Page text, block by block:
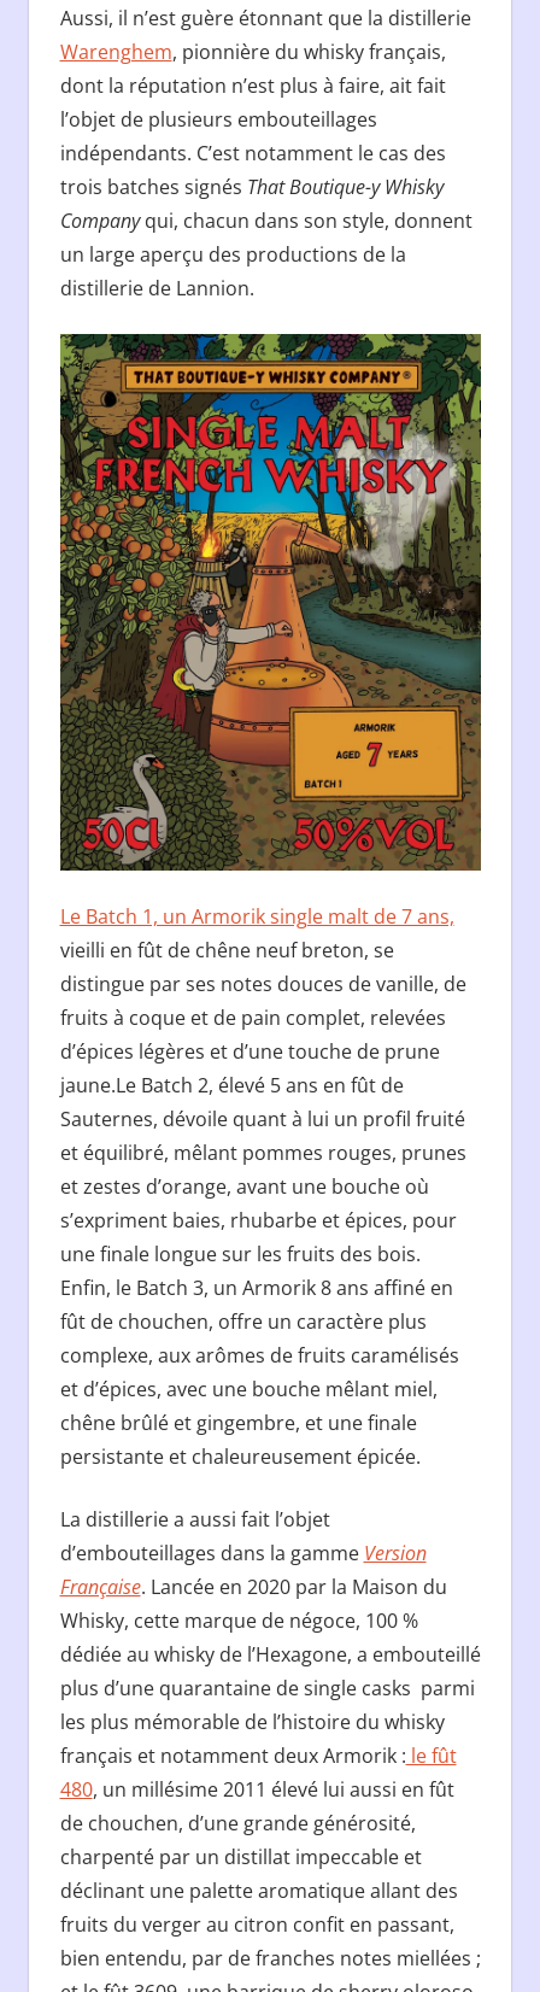
Aussi, il n’est guère étonnant que la distillerie
Warenghem, pionnière du whisky français,
dont la réputation n’est plus à faire, ait fait
l’objet de plusieurs embouteillages
indépendants. C’est notamment le cas des
trois batches signés That Boutique-y Whisky
Companyqui, chacun dans son style, donnent
un large aperçu des productions de la
distillerie de Lannion.
Le Batch 1, un Armorik single malt de 7 ans,
vieilli en fût de chêne neuf breton, se
distingue par ses notes douces de vanille, de
fruits à coque et de pain complet, relevées
d’épices légères et d’une touche de prune
jaune.Le Batch 2, élevé 5 ans en fût de
Sauternes, dévoile quant à lui un profil fruité
et équilibré, mêlant pommes rouges, prunes
et zestes d’orange, avant une bouche où
s’expriment baies, rhubarbe et épices, pour
une finale longue sur les fruits des bois.
Enfin, le Batch 3, un Armorik 8 ans affiné en
fût de chouchen, offre un caractère plus
complexe, aux arômes de fruits caramélisés
et d’épices, avec une bouche mêlant miel,
chêne brûlé et gingembre, et une finale
persistante et chaleureusement épicée.
La distillerie a aussi fait l’objet
d’embouteillages dans la gamme Version
Française. Lancée en 2020 par la Maison du
Whisky, cette marque de négoce, 100 %
dédiée au whisky de l’Hexagone, a embouteillé
plus d’une quarantaine de single casks parmi
les plus mémorable de l’histoire du whisky
français et notamment deux Armorik : le fût
480, un millésime 2011 élevé lui aussi en fût
de chouchen, d’une grande générosité,
charpenté par un distillat impeccable et
déclinant une palette aromatique allant des
fruits du verger au citron confit en passant,
bien entendu, par de franches notes miellées ;